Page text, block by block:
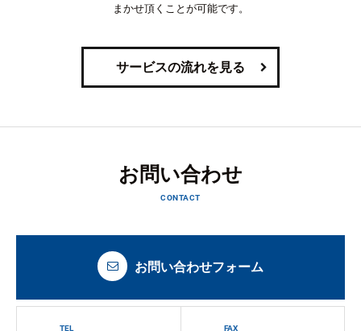
まかせ頂くことが可能です。
サービスの流れを見る
お問い合わせ
CONTACT
お問い合わせフォーム
TEL FAX